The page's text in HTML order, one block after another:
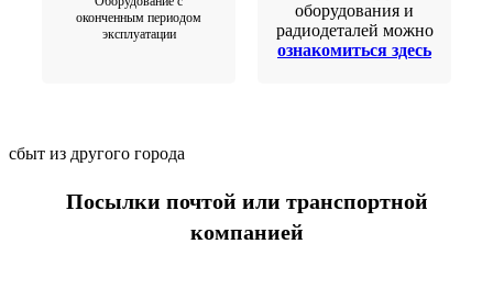
оконченным периодом
эксплуатации
оборудования и
радиодеталей можно
ознакомиться здесь
сбыт из другого города
Посылки почтой или транспортной
компанией